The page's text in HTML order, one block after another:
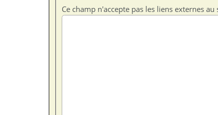
Ce champ n'accepte pas les liens externes